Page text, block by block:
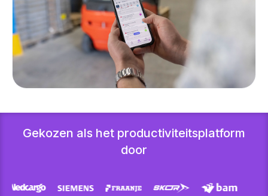
Gekozen als het productiviteitsplatform
door